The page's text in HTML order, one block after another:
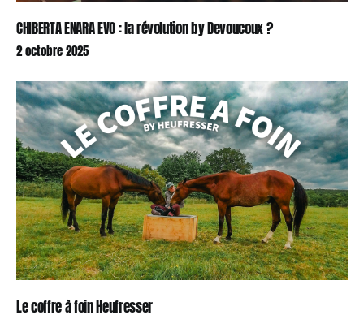
CHIBERTA ENARA EVO : la révolution by Devoucoux ?
2 octobre 2025
Le coffre à foin Heufresser